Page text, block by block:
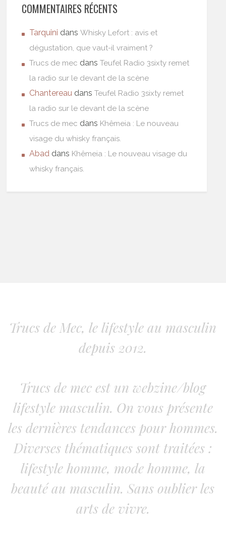
COMMENTAIRES RÉCENTS
Tarquini dansWhisky Lefort : avis et
dégustation, que vaut-il vraiment ?
Trucs de mec dansTeufel Radio 3sixty remet
la radio sur le devant de la scène
Chantereau dansTeufel Radio 3sixty remet
la radio sur le devant de la scène
Trucs de mec dans Khêmeia : Le nouveau
visage du whisky français.
Abad dans Khêmeia : Le nouveau visage du
whisky français.
Trucs de Mec, le lifestyle au masculin
depuis 2012.
Trucs de mec est un webzine/blog
lifestyle masculin. On vous présente
les dernières tendances pour hommes.
Diverses thématiques sont traitées :
lifestyle homme, mode homme, la
beauté au masculin. Sans oublier les
arts de vivre.